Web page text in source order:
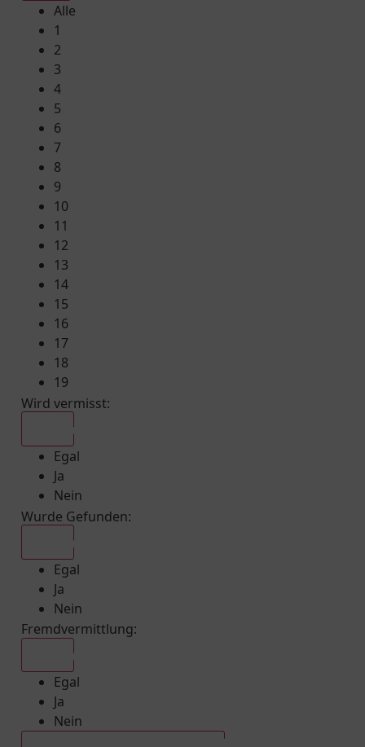
Alle
1
2
3
4
5
6
7
8
9
10
11
12
13
14
15
16
17
18
19
Wird vermisst:
Egal
Ja
Nein
Wurde Gefunden:
Egal
Ja
Nein
Fremdvermittlung:
Egal
Ja
Nein